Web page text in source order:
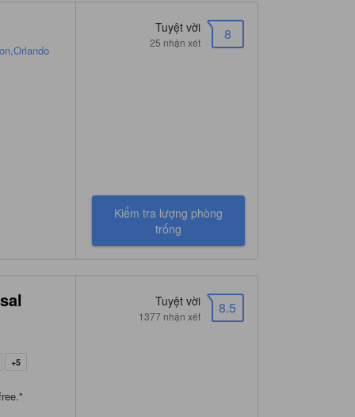
8
Tuyệt vời
25 nhận xét
Kiểm tra lượng phòng
trống
+5
"
8.5
Tuyệt vời
1377 nhận xét